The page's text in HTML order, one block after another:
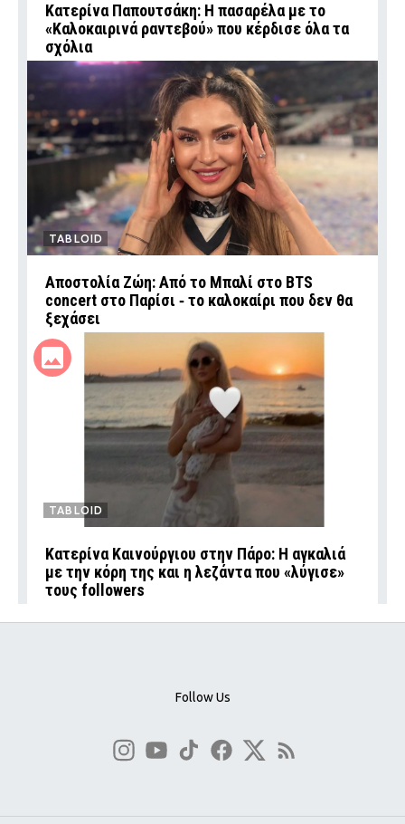
Κατερίνα Παπουτσάκη: Η πασαρέλα με το
«Καλοκαιρινά ραντεβού» που κέρδισε όλα τα
σχόλια
TABLOID
Αποστολία Ζώη: Από το Μπαλί στο BTS
concert στο Παρίσι ‑ το καλοκαίρι που δεν θα
ξεχάσει
TABLOID
Κατερίνα Καινούργιου στην Πάρο: Η αγκαλιά
με την κόρη της και η λεζάντα που «λύγισε»
τους followers
Follow Us